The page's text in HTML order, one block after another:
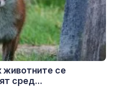
животните се
сред...